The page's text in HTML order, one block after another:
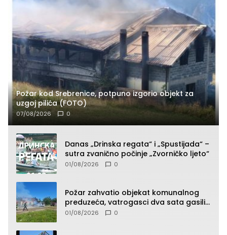
Požar kod Srebrenice, potpuno izgorio objekt za
uzgoj pilića (FOTO)
07/08/2026 0
Danas „Drinska regata“ i „Spustijada“ –
sutra zvanično počinje „Zvorničko ljeto“
01/08/2026 0
Požar zahvatio objekat komunalnog
preduzeća, vatrogasci dva sata gasili
vatru (FOTO)
01/08/2026 0